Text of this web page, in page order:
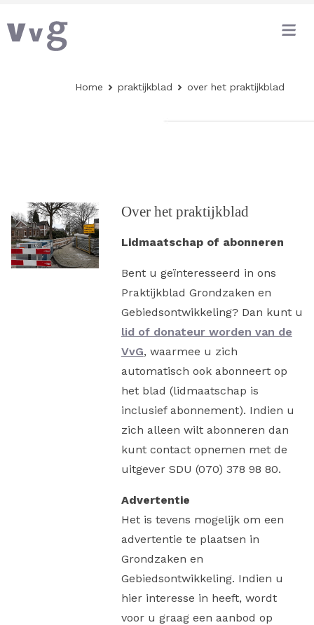
Home praktijkblad over het praktijkblad
Over het praktijkblad
Lidmaatschap of abonneren
Bent u geïnteresseerd in ons
Praktijkblad Grondzaken en
Gebiedsontwikkeling? Dan kunt u
lid of donateur worden van de
VvG, waarmee u zich
automatisch ook abonneert op
het blad (lidmaatschap is
inclusief abonnement). Indien u
zich alleen wilt abonneren dan
kunt contact opnemen met de
uitgever SDU (070) 378 98 80.
Advertentie
Het is tevens mogelijk om een
advertentie te plaatsen in
Grondzaken en
Gebiedsontwikkeling. Indien u
hier interesse in heeft, wordt
voor u graag een aanbod op